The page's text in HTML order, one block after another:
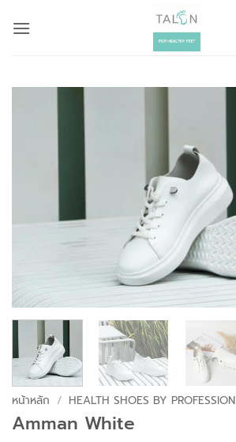
หน้าหลัก / HEALTH SHOES BY PROFESSION
Amman White